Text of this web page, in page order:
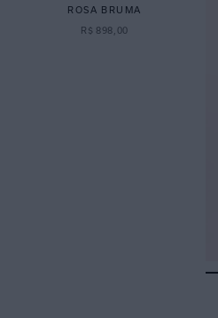
ROSA BRUMA
R$ 898 00